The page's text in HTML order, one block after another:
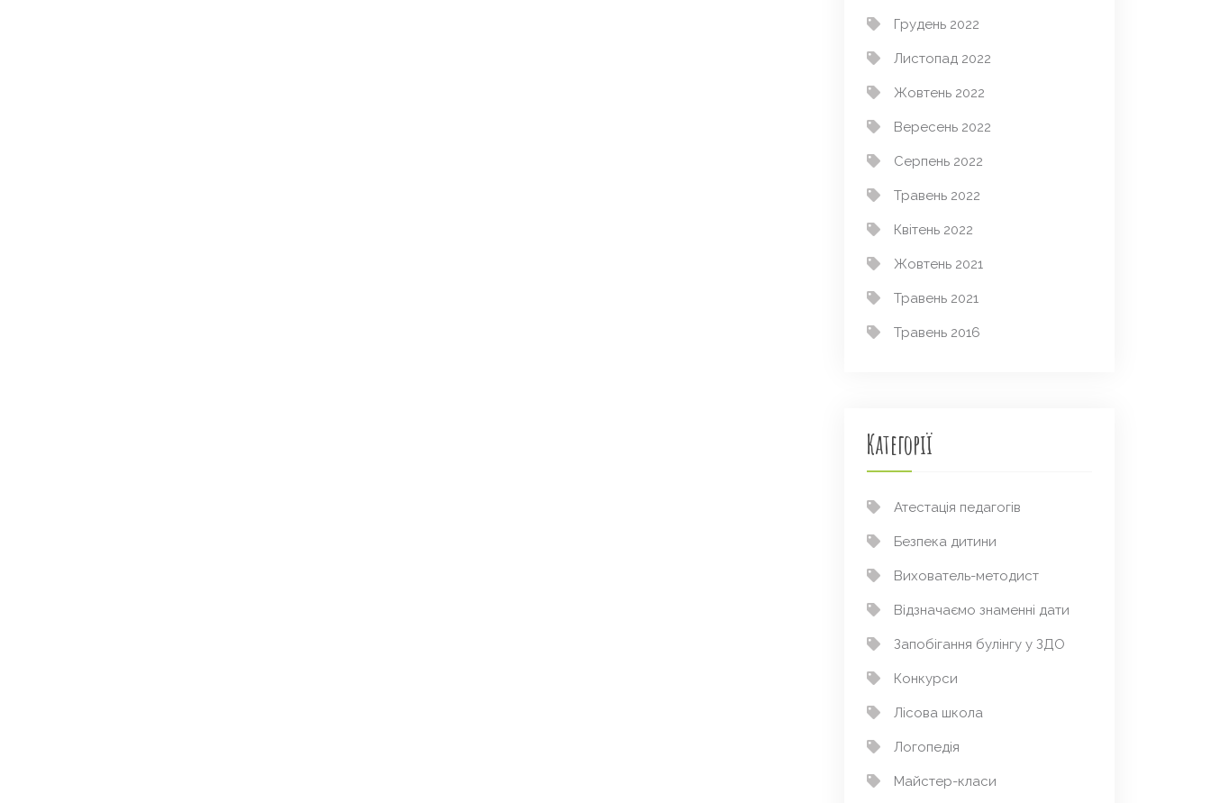
Грудень 2022
Листопад 2022
Жовтень 2022
Вересень 2022
Серпень 2022
Травень 2022
Квітень 2022
Жовтень 2021
Травень 2021
Травень 2016
Категорії
Атестація педагогів
Безпека дитини
Вихователь-методист
Відзначаємо знаменні дати
Запобігання булінгу у ЗДО
Конкурси
Лісова школа
Логопедія
Майстер-класи